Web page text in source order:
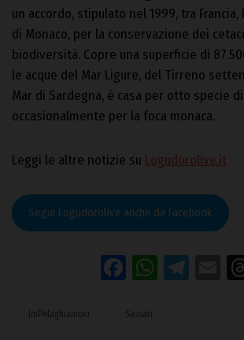
un accordo, stipulato nel 1999, tra
di Monaco, per la conservazione dei
biodiversità. Copre una superficie di
le acque del Mar Ligure, del Tirreno
Mar di Sardegna, è casa per otto specie
occasionalmente per la foca monaca.
Leggi le altre notizie su Logudorolive.it
Segui Logudorolive anche da Facebook
Facebook
ImPelaghiamoci Sassari